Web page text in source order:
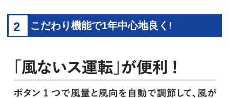
2 こだわり機能で1年中心地良く!